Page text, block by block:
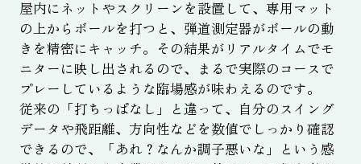
屋内にネットやスクリーンを設置して、専用マット
の上からボールを打つと、弾道測定器がボールの動
きを精密にキャッチ。その結果がリアルタイムでモ
ニターに映し出されるので、まるで実際のコースで
プレーしているような臨場感が味わえるのです。
従来の「打ちっぱなし」と違って、自分のスイング
データや飛距離、方向性などを数値でしっかり確認
できるので、「あれ？なんか調子悪いな」という感